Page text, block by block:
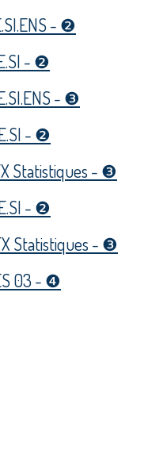
- ❷
- ❷
- ❸
- ❷
Statistiques - ❸
- ❷
Statistiques - ❸
03 - ❹